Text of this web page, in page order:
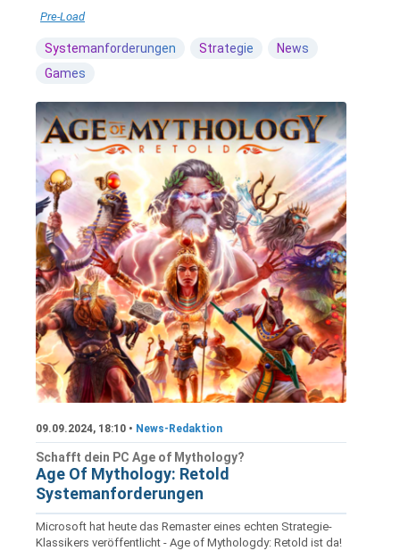
Pre-Load
Systemanforderungen Strategie
News
Games
09.09.2024, 18:10 • News-Redaktion
Schafft dein PC Age of Mythology?
Age Of Mythology: Retold
Systemanforderungen
Microsoft hat heute das Remaster eines echten Strategie-
Klassikers veröffentlicht - Age of Mythologdy: Retold ist da!